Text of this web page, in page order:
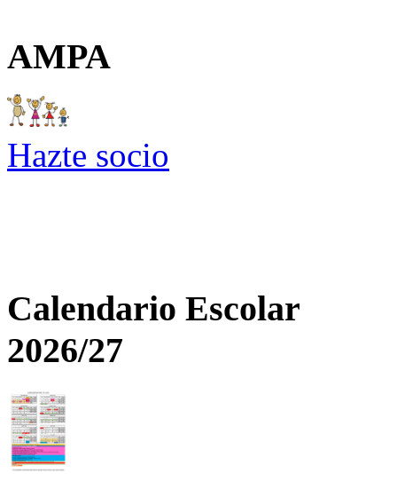
AMPA
Hazte socio
Calendario Escolar
2026/27